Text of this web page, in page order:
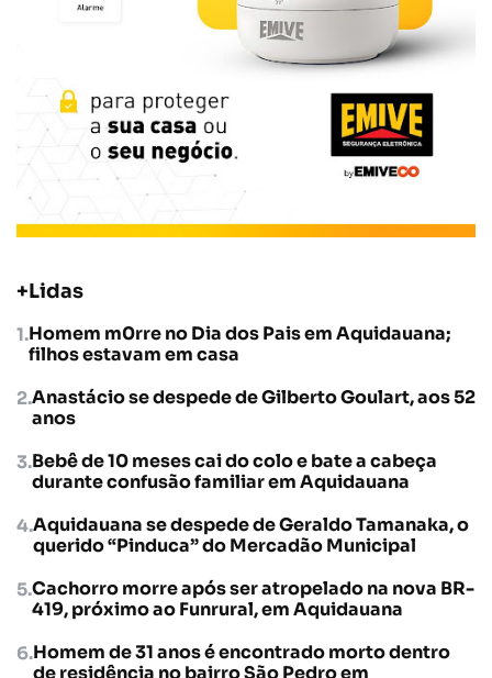
+Lidas
Homem m0rre no Dia dos Pais em Aquidauana;
filhos estavam em casa
Anastácio se despede de Gilberto Goulart, aos 52
anos
Bebê de 10 meses cai do colo e bate a cabeça
durante confusão familiar em Aquidauana
Aquidauana se despede de Geraldo Tamanaka, o
querido “Pinduca” do Mercadão Municipal
Cachorro morre após ser atropelado na nova BR-
419, próximo ao Funrural, em Aquidauana
Homem de 31 anos é encontrado morto dentro
de residência no bairro São Pedro em